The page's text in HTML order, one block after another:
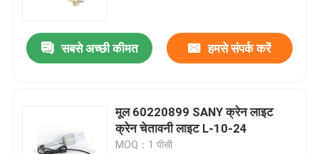
सबसे अच्छी कीमत हमसे संपर्क करें
मूल 60220899 SANY क्रेन लाइट
क्रेन चेतावनी लाइट L-10-24
MOQ：1 पीसी